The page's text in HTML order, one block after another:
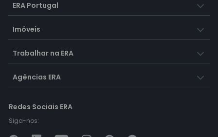
ERA Portugal
Imóveis
Trabalhar na ERA
Agências ERA
Redes Sociais ERA
Siga-nos: